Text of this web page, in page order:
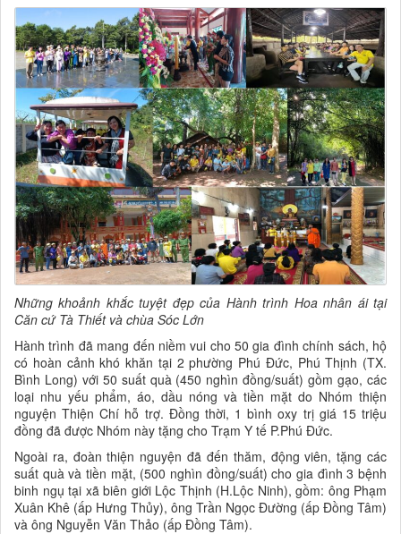
Những khoảnh khắc tuyệt đẹp của Hành trình Hoa nhân ái tại
Căn cứ Tà Thiết và chùa Sóc Lớn
Hành trình đã mang đến niềm vui cho 50 gia đình chính sách, hộ
có hoàn cảnh khó khăn tại 2 phường Phú Đức, Phú Thịnh (TX.
Bình Long) với 50 suất quà (450 nghìn đồng/suất) gồm gạo, các
loại nhu yếu phẩm, áo, dầu nóng và tiền mặt do Nhóm thiện
nguyện Thiện Chí hỗ trợ. Đồng thời, 1 bình oxy trị giá 15 triệu
đồng đã được Nhóm này tặng cho Trạm Y tế P.Phú Đức.
Ngoài ra, đoàn thiện nguyện đã đến thăm, động viên, tặng các
suất quà và tiền mặt, (500 nghìn đồng/suất) cho gia đình 3 bệnh
binh ngụ tại xã biên giới Lộc Thịnh (H.Lộc Ninh), gồm: ông Phạm
Xuân Khê (ấp Hưng Thủy), ông Trần Ngọc Đường (ấp Đồng Tâm)
và ông Nguyễn Văn Thảo (ấp Đồng Tâm).